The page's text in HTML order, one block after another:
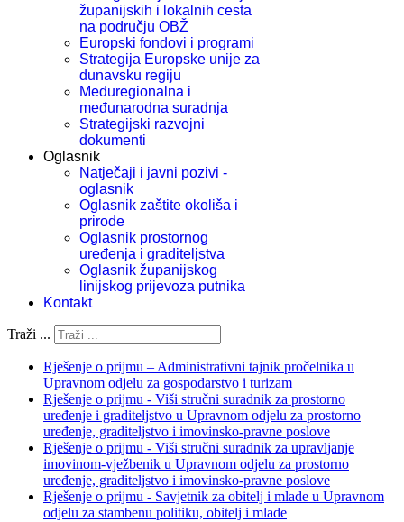
županijskih i lokalnih cesta
na području OBŽ
Europski fondovi i programi
Strategija Europske unije za
dunavsku regiju
Međuregionalna i
međunarodna suradnja
Strategijski razvojni
dokumenti
Oglasnik
Natječaji i javni pozivi -
oglasnik
Oglasnik zaštite okoliša i
prirode
Oglasnik prostornog
uređenja i graditeljstva
Oglasnik županijskog
linijskog prijevoza putnika
Kontakt
Traži ...
Rješenje o prijmu – Administrativni tajnik pročelnika u
Upravnom odjelu za gospodarstvo i turizam
Rješenje o prijmu - Viši stručni suradnik za prostorno
uređenje i graditeljstvo u Upravnom odjelu za prostorno
uređenje, graditeljstvo i imovinsko-pravne poslove
Rješenje o prijmu - Viši stručni suradnik za upravljanje
imovinom-vježbenik u Upravnom odjelu za prostorno
uređenje, graditeljstvo i imovinsko-pravne poslove
Rješenje o prijmu - Savjetnik za obitelj i mlade u Upravnom
odjelu za stambenu politiku, obitelj i mlade